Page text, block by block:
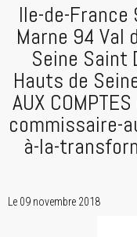
Ile-de-
Marne 94 Val
Seine Saint
Hauts de
AUX
commissaire-
à-la-
Le 09 novembre 2018